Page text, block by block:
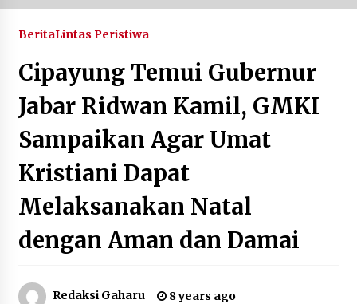
BeritaLintas Peristiwa
Cipayung Temui Gubernur
Jabar Ridwan Kamil, GMKI
Sampaikan Agar Umat
Kristiani Dapat
Melaksanakan Natal
dengan Aman dan Damai
Redaksi Gaharu 8 years ago